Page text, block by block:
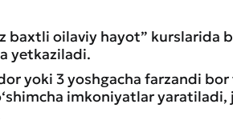
baxtli oilaviy hayot” kurslarida
yetkaziladi.
yoki 3 yoshgacha farzandi
imkoniyatlar yaratiladi,